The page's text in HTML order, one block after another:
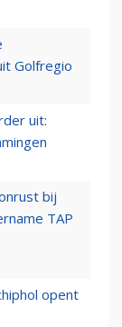
Golfregio
uit:
bij
TAP
opent